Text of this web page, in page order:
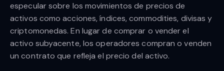
especular sobre los movimientos de precios de
activos como acciones, índices, commodities, divisas y
criptomonedas. En lugar de comprar o vender el
activo subyacente, los operadores compran o venden
un contrato que refleja el precio del activo.